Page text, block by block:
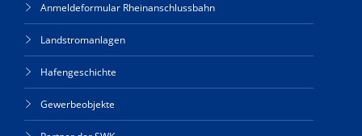
Anmeldeformular Rheinanschlussbahn
Landstromanlagen
Hafengeschichte
Gewerbeobjekte